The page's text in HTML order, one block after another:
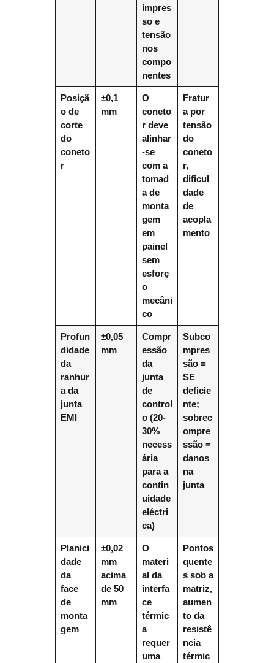
impres
so e
tensão
nos
compo
nentes
Posiçã
o de
corte
do
coneto
r
±0,1
mm
O
coneto
r deve
alinhar
-se
com a
tomad
a de
monta
gem
em
painel
sem
esforç
o
mecâni
co
Fratur
a por
tensão
do
coneto
r,
dificul
dade
de
acopla
mento
Profun
didade
da
ranhur
a da
junta
EMI
±0,05
mm
Compr
essão
da
junta
de
control
o (20-
30%
necess
ária
para a
contin
uidade
eléctri
ca)
Subco
mpres
são =
SE
deficie
nte;
sobrec
ompre
ssão =
danos
na
junta
Planici
dade
da
face
de
monta
gem
±0,02
mm
acima
de 50
mm
O
materi
al da
interfa
ce
térmic
a
requer
uma
Pontos
quente
s sob a
matriz,
aumen
to da
resistê
ncia
térmic